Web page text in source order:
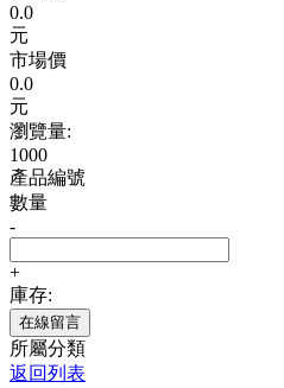
0.0
元
市場價
0.0
元
瀏覽量:
1000
產品編號
數量
-
+
庫存:
在線留言
所屬分類
返回列表